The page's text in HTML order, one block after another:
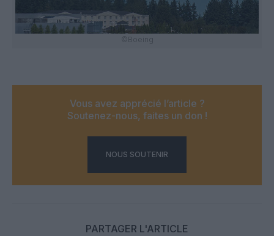
©Boeing
Vous avez apprécié l’article ?
Soutenez-nous, faites un don !
NOUS SOUTENIR
PARTAGER L'ARTICLE